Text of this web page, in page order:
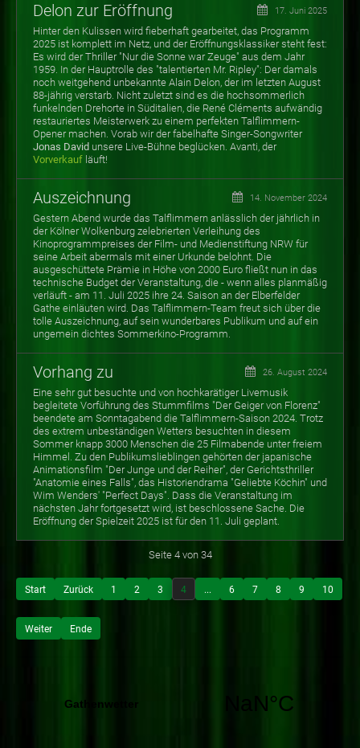
Delon zur Eröffnung 17. Juni 2025
Hinter den Kulissen wird fieberhaft gearbeitet, das Programm
2025 ist komplett im Netz, und der Eröffnungsklassiker steht fest:
Es wird der Thriller "Nur die Sonne war Zeuge" aus dem Jahr
1959. In der Hauptrolle des "talentierten Mr. Ripley": Der damals
noch weitgehend unbekannte Alain Delon, der im letzten August
88-jährig verstarb. Nicht zuletzt sind es die hochsommerlich
funkelnden Drehorte in Süditalien, die René Cléments aufwändig
restauriertes Meisterwerk zu einem perfekten Talflimmern-
Opener machen. Vorab wir der fabelhafte Singer-Songwriter
Jonas David unsere Live-Bühne beglücken. Avanti, der
Vorverkauf läuft!
Auszeichnung 14. November 2024
Gestern Abend wurde das Talflimmern anlässlich der jährlich in
der Kölner Wolkenburg zelebrierten Verleihung des
Kinoprogrammpreises der Film- und Medienstiftung NRW für
seine Arbeit abermals mit einer Urkunde belohnt. Die
ausgeschüttete Prämie in Höhe von 2000 Euro fließt nun in das
technische Budget der Veranstaltung, die - wenn alles planmäßig
verläuft - am 11. Juli 2025 ihre 24. Saison an der Elberfelder
Gathe einläuten wird. Das Talflimmern-Team freut sich über die
tolle Auszeichnung, auf sein wunderbares Publikum und auf ein
ungemein dichtes Sommerkino-Programm.
Vorhang zu 26. August 2024
Eine sehr gut besuchte und von hochkarätiger Livemusik
begleitete Vorführung des Stummfilms "Der Geiger von Florenz"
beendete am Sonntagabend die Talflimmern-Saison 2024. Trotz
des extrem unbeständigen Wetters besuchten in diesem
Sommer knapp 3000 Menschen die 25 Filmabende unter freiem
Himmel. Zu den Publikumslieblingen gehörten der japanische
Animationsfilm "Der Junge und der Reiher", der Gerichtsthriller
"Anatomie eines Falls", das Historiendrama "Geliebte Köchin" und
Wim Wenders' "Perfect Days". Dass die Veranstaltung im
nächsten Jahr fortgesetzt wird, ist beschlossene Sache. Die
Eröffnung der Spielzeit 2025 ist für den 11. Juli geplant.
Seite 4 von 34
Start Zurück 1 2 3 4 ... 6 7 8 9 10
Weiter Ende